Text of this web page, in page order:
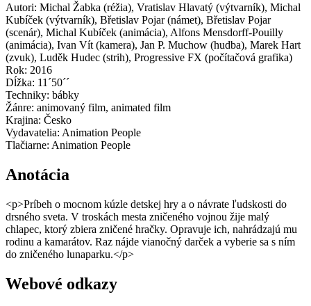
Autori: Michal Žabka (réžia), Vratislav Hlavatý (výtvarník), Michal
Kubíček (výtvarník), Břetislav Pojar(námet), Břetislav Pojar
(scenár), Michal Kubíček (animácia), Alfons Mensdorff-Pouilly
(animácia), Ivan Vít (kamera), Jan P. Muchow (hudba), Marek Hart
(zvuk), Luděk Hudec (strih), Progressive FX (počítačová grafika)
Rok: 2016
Dĺžka: 11´50´´
Techniky: bábky
Žánre: animovaný film, animated film
Krajina: Česko
Vydavatelia: Animation People
Tlačiarne: Animation People
Anotácia
<p>Príbeh o mocnom kúzle detskej hry a o návrate ľudskosti do
drsného sveta. V troskách mesta zničeného vojnou žije malý
chlapec, ktorý zbiera zničené hračky. Opravuje ich, nahrádzajú mu
rodinu a kamarátov. Raz nájde vianočný darček a vyberie sa s ním
do zničeného lunaparku.</p>
Webové odkazy